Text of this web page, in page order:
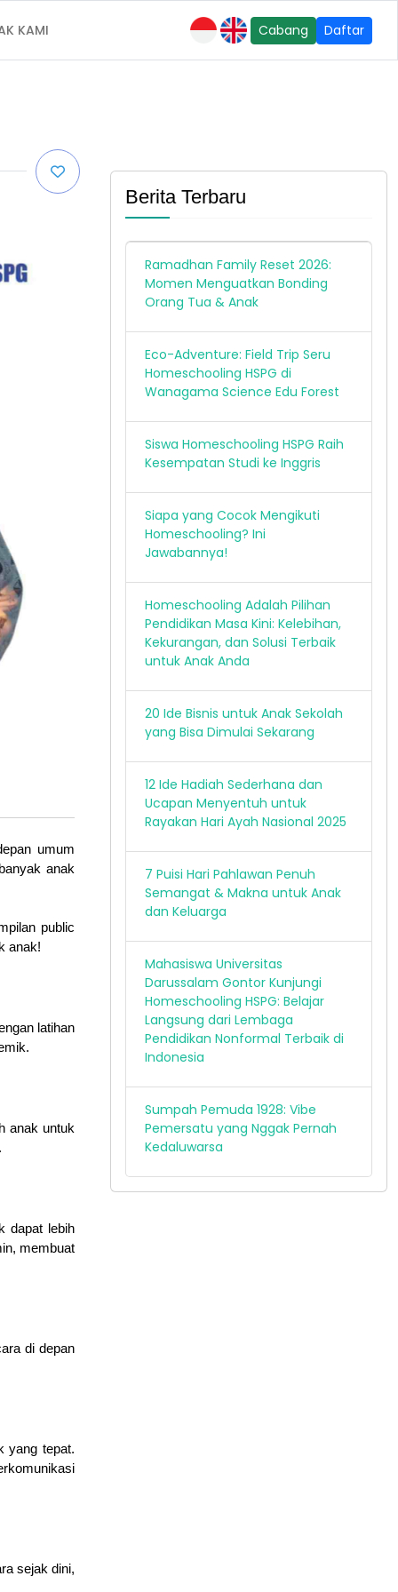
KAMI Cabang Daftar
umum
anak
public
anak!
latihan
anak untuk
dapat lebih
membuat
di depan
yang tepat.
sejak dini,
Berita Terbaru
Ramadhan Family Reset 2026:
Momen Menguatkan Bonding
Orang Tua & Anak
Eco-Adventure: Field Trip Seru
Homeschooling HSPG di
Wanagama Science Edu Forest
Siswa Homeschooling HSPG Raih
Kesempatan Studi ke Inggris
Siapa yang Cocok Mengikuti
Homeschooling? Ini
Jawabannya!
Homeschooling Adalah Pilihan
Pendidikan Masa Kini: Kelebihan,
Kekurangan, dan Solusi Terbaik
untuk Anak Anda
20 Ide Bisnis untuk Anak Sekolah
yang Bisa Dimulai Sekarang
12 Ide Hadiah Sederhana dan
Ucapan Menyentuh untuk
Rayakan Hari Ayah Nasional 2025
7 Puisi Hari Pahlawan Penuh
Semangat & Makna untuk Anak
dan Keluarga
Mahasiswa Universitas
Darussalam Gontor Kunjungi
Homeschooling HSPG: Belajar
Langsung dari Lembaga
Pendidikan Nonformal Terbaik di
Indonesia
Sumpah Pemuda 1928: Vibe
Pemersatu yang Nggak Pernah
Kedaluwarsa